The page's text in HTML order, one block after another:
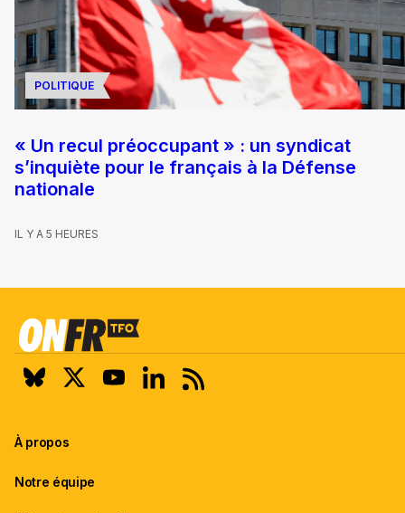
POLITIQUE
« Un recul préoccupant » : un syndicat
s’inquiète pour le français à la Défense
nationale
IL Y A 5 HEURES
À propos
Notre équipe